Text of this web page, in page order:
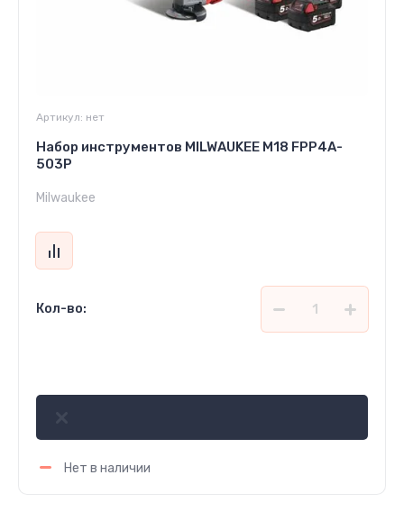
Артикул: нет
Набор инструментов MILWAUKEE M18 FPP4A-
503P
Milwaukee
Кол-во:
Нет в наличии